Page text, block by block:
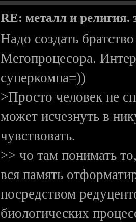
RE: металл и религия.
Надо создать
Мегопроцесора.
суперкомпа=))
>Просто человек не
может исчезнуть в
чувствовать.
>> чо там понимать
вся память
посредством
биологических